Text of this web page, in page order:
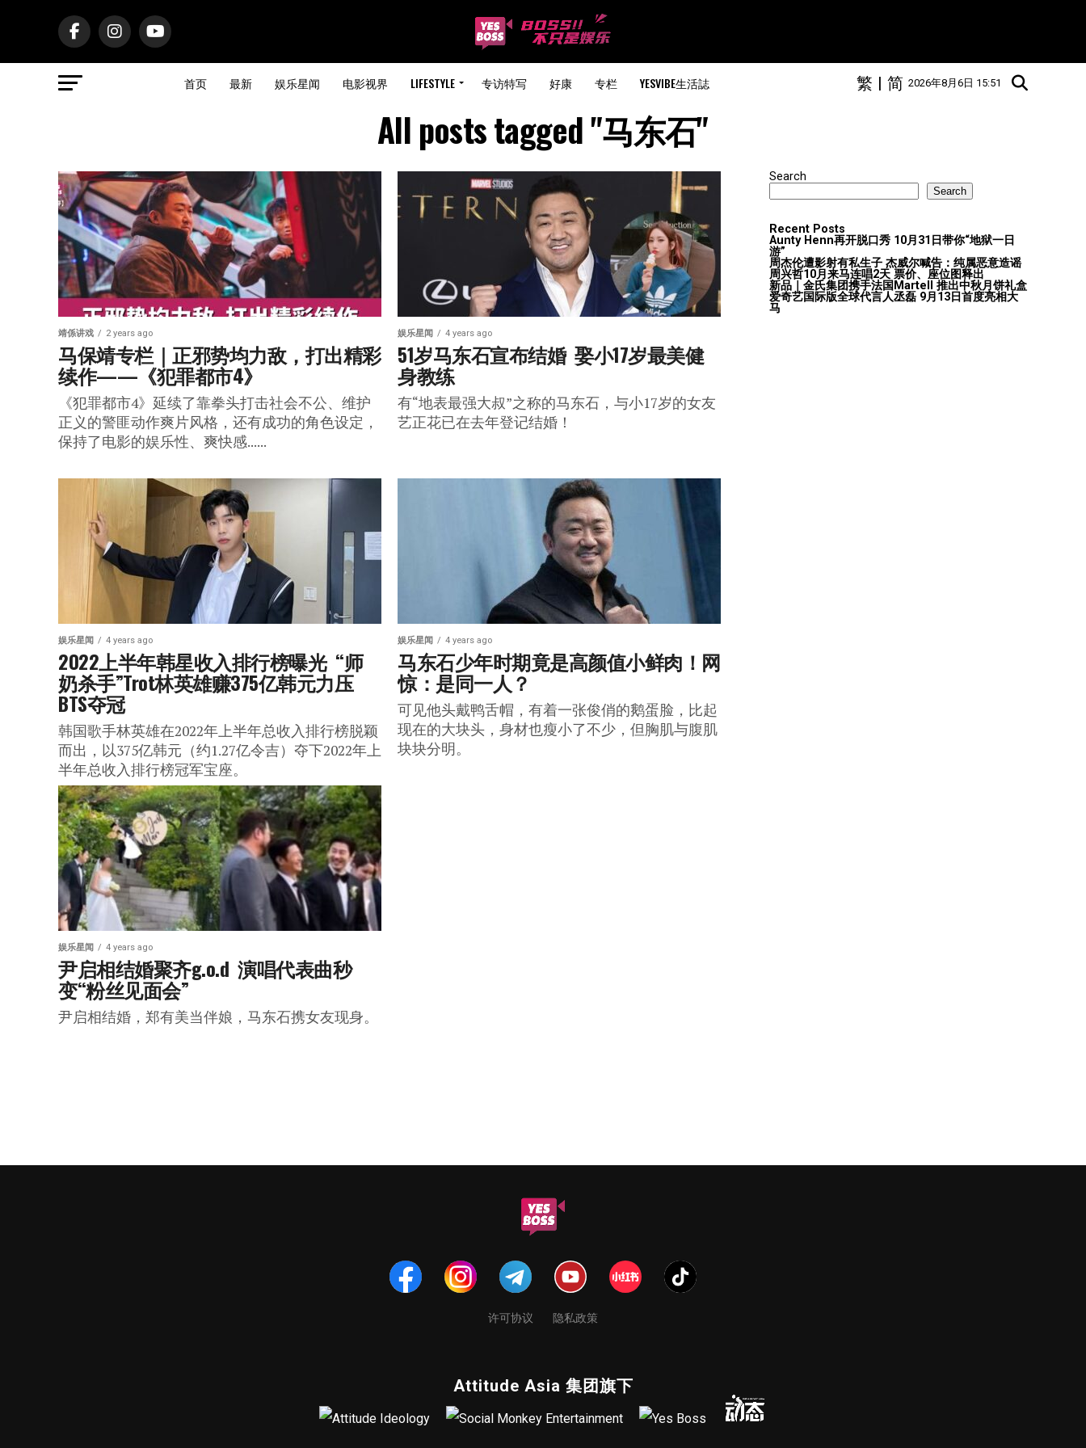
首页 最新 娱乐星闻 电影视界 LIFESTYLE 专访特写 好康 专栏 YESVIBE生活誌 2026年8月6日 15:51
简
|
繁
All posts tagged "马东石"
靖係讲戏 2 years ago
马保靖专栏｜正邪势均力敌，打出精彩
续作——《犯罪都市4》
《犯罪都市4》延续了靠拳头打击社会不公、维护
正义的警匪动作爽片风格，还有成功的角色设定，
保持了电影的娱乐性、爽快感......
娱乐星闻 4 years ago
51岁马东石宣布结婚  娶小17岁最美健
身教练
有“地表最强大叔”之称的马东石，与小17岁的女友
艺正花已在去年登记结婚！
娱乐星闻 4 years ago
2022上半年韩星收入排行榜曝光  “师
奶杀手”Trot林英雄赚375亿韩元力压
BTS夺冠
韩国歌手林英雄在2022年上半年总收入排行榜脱颖
而出，以375亿韩元（约1.27亿令吉）夺下2022年上
半年总收入排行榜冠军宝座。
娱乐星闻 4 years ago
马东石少年时期竟是高颜值小鲜肉！网
惊：是同一人？
可见他头戴鸭舌帽，有着一张俊俏的鹅蛋脸，比起
现在的大块头，身材也瘦小了不少，但胸肌与腹肌
块块分明。
娱乐星闻 4 years ago
尹启相结婚聚齐g.o.d  演唱代表曲秒
变“粉丝见面会”
尹启相结婚，郑有美当伴娘，马东石携女友现身。
Search
Search
Recent Posts
Aunty Henn再开脱口秀 10月31日带你“地狱一日
游”
周杰伦遭影射有私生子 杰威尔喊告：纯属恶意造谣
周兴哲10月来马连唱2天 票价、座位图释出
新品｜金氏集团携手法国Martell 推出中秋月饼礼盒
爱奇艺国际版全球代言人丞磊 9月13日首度亮相大
马
许可协议 隐私政策
Attitude Asia 集团旗下